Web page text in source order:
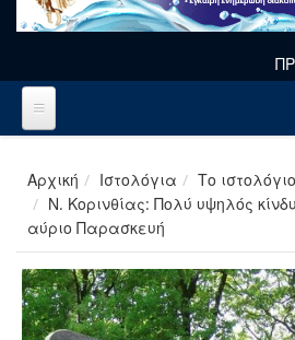
Αρχική Ιστολόγια
Το
Ν. Κορινθίας: Πολύ υψηλός
αύριο Παρασκευή